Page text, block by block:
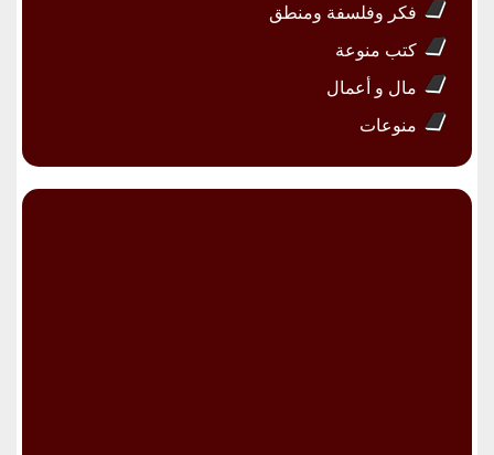
فكر وفلسفة ومنطق
كتب منوعة
مال و أعمال
منوعات